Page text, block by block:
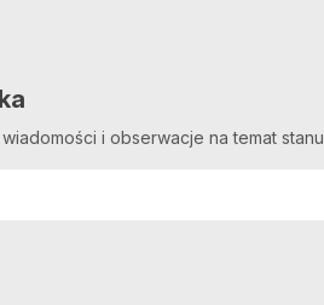
i obserwacje na temat